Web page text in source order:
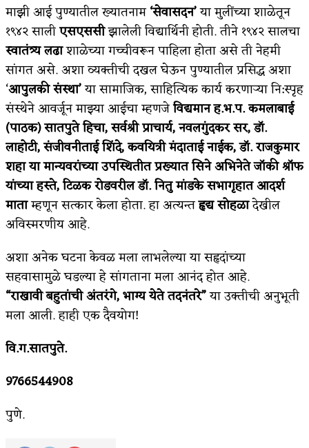
माझी आई पुण्यातील ख्यातनाम‘सेवासदन’या मुलींच्या शाळेतून
१९४२ सालीएसएससीझालेली विद्यार्थिनी होती. तीने १९४२ सालचा
स्वातंत्र्य लढाशाळेच्या गच्चीवरून पाहिला होता असे ती नेहमी
सांगत असे. अशा व्यक्तीची दखल घेऊन पुण्यातील प्रसिद्ध अशा
‘आपुलकी संस्था’या सामाजिक, साहित्यिक कार्य करणाऱ्या नि:स्पृह
संस्थेने आवर्जून माझ्या आईचा म्हणजेविद्यमान ह.भ.प. कमलाबाई
(पाठक) सातपुते हिचा, सर्वश्री प्राचार्य, नवलगुंदकर सर, डॉ.
लाहोटी, संजीवनीताई शिंदे, कवयित्री मंदाताई नाईक, डॉ. राजकुमार
शहा या मान्यवरांच्या उपस्थितीत प्रख्यात सिने अभिनेते जॉकी श्रॉफ
यांच्या हस्ते, टिळक रोडवरील डॉ. नितु मांडके सभागृहातआदर्श
माताम्हणून सत्कार केला होता. हा अत्यन्तहृद्य सोहळादेखील
अविस्मरणीय आहे.
अशा अनेक घटना केवळ मला लाभलेल्या या सहृदांच्या
सहवासामुळे घडल्या हे सांगताना मला आनंद होत आहे.
“राखावी बहुतांची अंतरंगे,भाग्य येते तदनंतरे”या उक्तीची अनुभूती
मला आली. हाही एक दैवयोग!
वि.ग.सातपुते.
9766544908
पुणे.